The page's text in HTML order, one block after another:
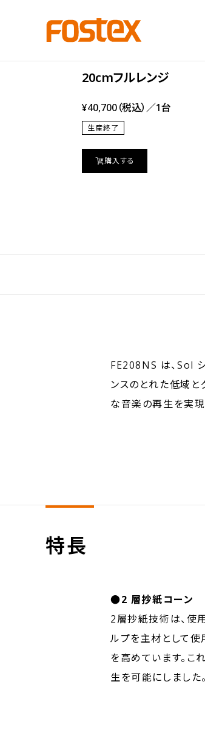
20cmフルレンジ
¥40,700（税込）／1台
生産終了
購入する
FE208NS は、Sol
ンスのとれた低域
な音楽の再生を実現
特長
●2 層抄紙コーン
2層抄紙技術は、使
ルプを主材として
を高めています。こ
生を可能にしました。